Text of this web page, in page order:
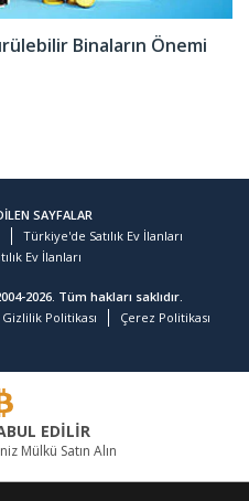
Binaların Önemi
SAYFALAR
Türkiye'de Satılık Ev İlanları
Ev İlanları
2026. Tüm hakları saklıdır.
Gizlilik Politikası Çerez Politikası
EDİLİR
Mülkü Satın Alın